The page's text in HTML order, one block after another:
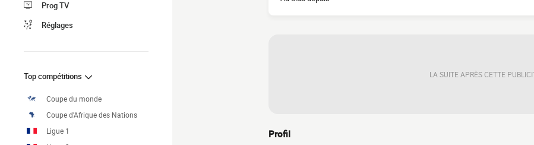
Prog TV
Réglages
Top compétitions
Coupe du monde
Coupe d'Afrique des Nations
Ligue 1
LA SUITE APRÈS CETTE
Profil